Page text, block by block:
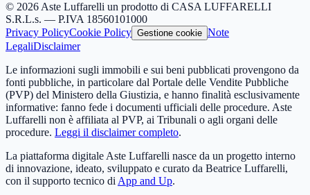
© 2026 Aste Luffarelli un prodotto di CASA LUFFARELLI
S.R.L.s. — P.IVA 18560101000
Privacy PolicyCookie Policy Gestione cookie Note
LegaliDisclaimer
Le informazioni sugli immobili e sui beni pubblicati provengono da
fonti pubbliche, in particolare dal Portale delle Vendite Pubbliche
(PVP) del Ministero della Giustizia, e hanno finalità esclusivamente
informative: fanno fede i documenti ufficiali delle procedure. Aste
Luffarelli non è affiliata al PVP, ai Tribunali o agli organi delle
procedure. Leggi il disclaimer completo.
La piattaforma digitale Aste Luffarelli nasce da un progetto interno
di innovazione, ideato, sviluppato e curato da Beatrice Luffarelli,
con il supporto tecnico di App and Up.